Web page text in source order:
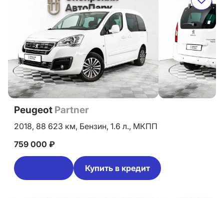
Peugeot Partner
2018, 88 623 км, Бензин, 1.6 л., МКПП
759 000 ₽
Купить в кредит